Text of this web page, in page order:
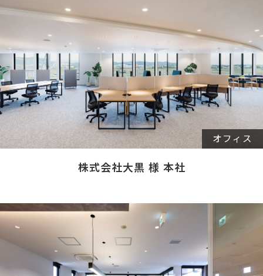
オフィス
株式会社大黒 様 本社